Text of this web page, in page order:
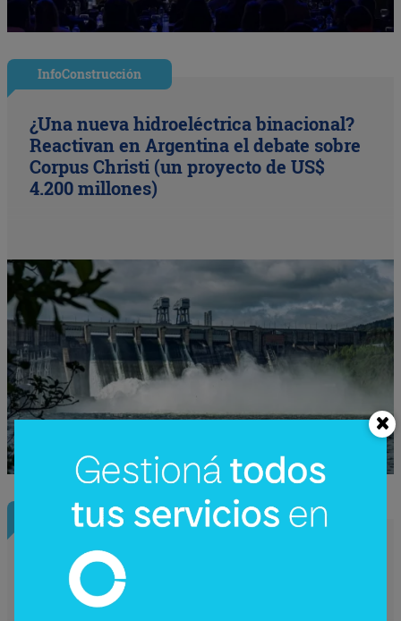
InfoConstrucción
¿Una nueva hidroeléctrica binacional?
Reactivan en Argentina el debate sobre
Corpus Christi (un proyecto de US$
4.200 millones)
InfoNegocios Miami
Nude Dining: Miami redefine el lujo
gastronómico con la cena (nudista) más
disruptiva del año